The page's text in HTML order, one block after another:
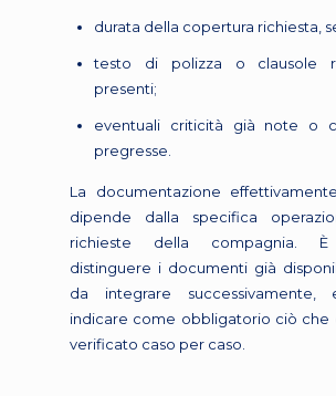
durata della copertura richiesta,
testo di polizza o clausole
presenti;
eventuali criticità già note o
pregresse.
La documentazione
dipende dalla specifica
richieste della compagnia. È
distinguere i documenti già
da integrare successivamente,
indicare come obbligatorio ciò che
verificato caso per caso.